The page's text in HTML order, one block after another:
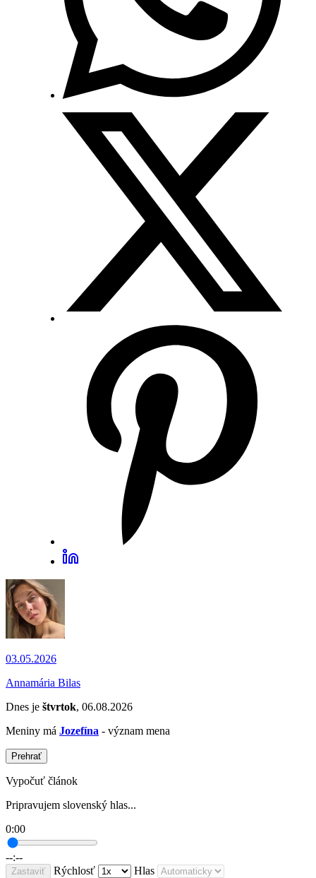
03.05.2026
Annamária Bilas
Dnes je štvrtok, 06.08.2026
Meniny má Jozefína - význam mena
Prehrať
Vypočuť článok
Pripravujem slovenský hlas...
0:00
--:--
Zastaviť Rýchlosť Hlas